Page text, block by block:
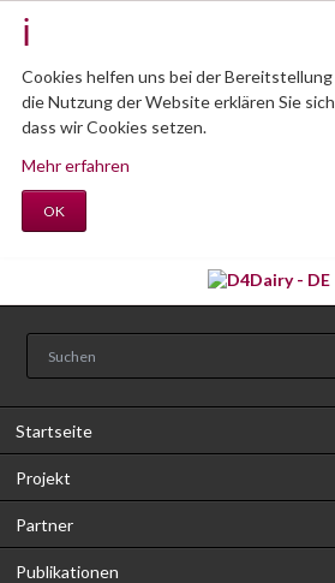
Cookies helfen uns bei der
die Nutzung der Website erklären Sie
dass wir Cookies setzen.
Mehr erfahren
OK
Startseite
Projekt
Partner
Publikationen